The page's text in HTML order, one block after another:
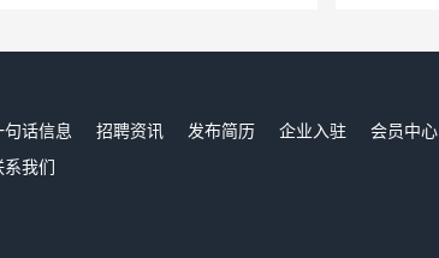
句话信息 招聘资讯 发布简历 企业入驻 会员中心
系我们